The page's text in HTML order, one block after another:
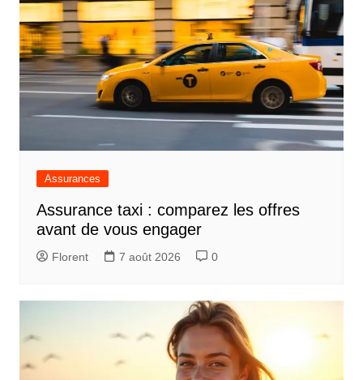
Assurances
Assurance taxi : comparez les offres
avant de vous engager
Florent 7 août 2026 0